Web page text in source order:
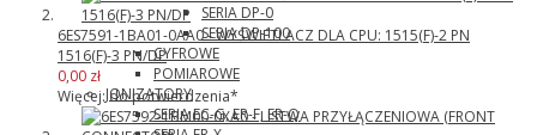
SERIA DP-0
SERIA DP-100
CYFROWE
POMIAROWE
JONIZATORY
SERIA EC-G, ER-F, ER-Q
6ES7591-1BA01-0AA0 - WYŚWIETLACZ DLA CPU: 1515(F)-2 PN
1516(F)-3 PN/DP
0,00 zł
Więcej: do potwierdzenia*